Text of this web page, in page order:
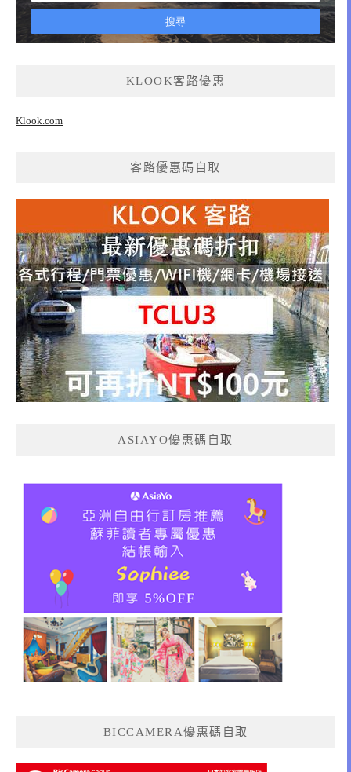
KLOOK客路優惠
Klook.com
客路優惠碼自取
ASIAYO優惠碼自取
BICCAMERA優惠碼自取